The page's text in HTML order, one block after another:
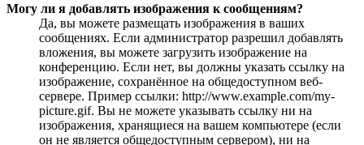
Могу ли я добавлять изображения к сообщениям?
Да, вы можете размещать изображения в ваших
сообщениях. Если администратор разрешил добавлять
вложения, вы можете загрузить изображение на
конференцию. Если нет, вы должны указать ссылку на
изображение, сохранённое на общедоступном веб-
сервере. Пример ссылки: http://www.example.com/my-
picture.gif. Вы не можете указывать ссылку ни на
изображения, хранящиеся на вашем компьютере (если
он не является общедоступным сервером), ни на